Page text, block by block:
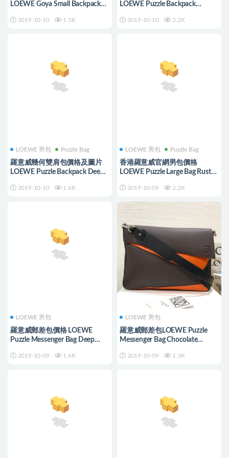
LOEWE Goya Small Backpack
2019-10-10 1.5K
LOEWE Puzzle Backpack
2019-10-10 2.2K
LOEWE 男包 Puzzle Bag
羅意威幾何雙肩包價格及圖片
LOEWE Puzzle Backpack Deep
2019-10-10 1.6K
LOEWE 男包 Puzzle Bag
香港羅意威官網男包價格
LOEWE Puzzle Large Bag Rust
2019-10-09 2.2K
LOEWE 男包
羅意威郵差包價格 LOEWE
Puzzle Messenger Bag Deep
2019-10-09 1.6K
LOEWE 男包
羅意威郵差包LOEWE Puzzle
Messenger Bag Chocolate
2019-10-09 1.3K